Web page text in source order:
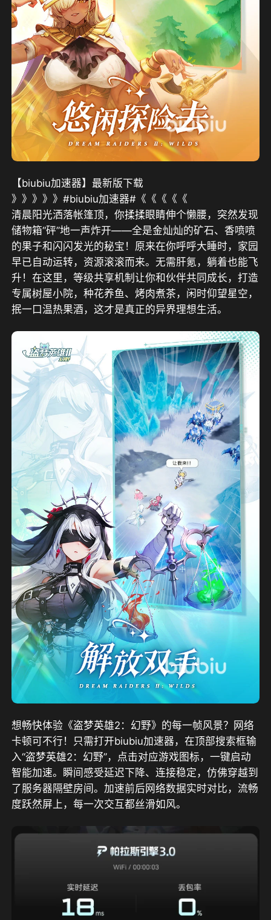
【biubiu加速器】最新版下载
》》》》》#biubiu加速器#《《《《《
清晨阳光洒落帐篷顶，你揉揉眼睛伸个懒腰，突然发现
储物箱“砰”地一声炸开——全是金灿灿的矿石、香喷喷
的果子和闪闪发光的秘宝！原来在你呼呼大睡时，家园
早已自动运转，资源滚滚而来。无需肝氪，躺着也能飞
升！在这里，等级共享机制让你和伙伴共同成长，打造
专属树屋小院，种花养鱼、烤肉煮茶，闲时仰望星空，
抿一口温热果酒，这才是真正的异界理想生活。
想畅快体验《盗梦英雄2：幻野》的每一帧风景？网络
卡顿可不行！只需打开biubiu加速器，在顶部搜索框输
入“盗梦英雄2：幻野”，点击对应游戏图标，一键启动
智能加速。瞬间感受延迟下降、连接稳定，仿佛穿越到
了服务器隔壁房间。加速前后网络数据实时对比，流畅
度跃然屏上，每一次交互都丝滑如风。